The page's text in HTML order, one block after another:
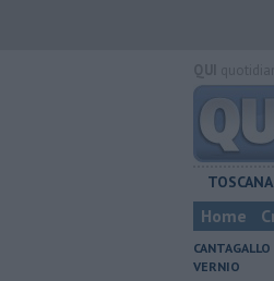
TOSCANA
Home
CANTAGALLO
VERNIO